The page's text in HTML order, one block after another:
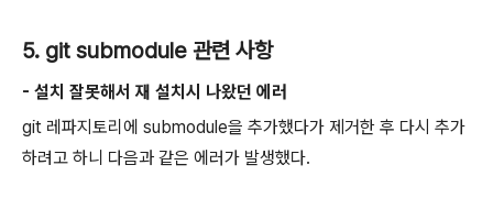
5. git submodule 관련 사항
- 설치 잘못해서 재 설치시 나왔던 에러
git 레파지토리에 submodule을 추가했다가 제거한 후 다시 추가
하려고 하니 다음과 같은 에러가 발생했다.